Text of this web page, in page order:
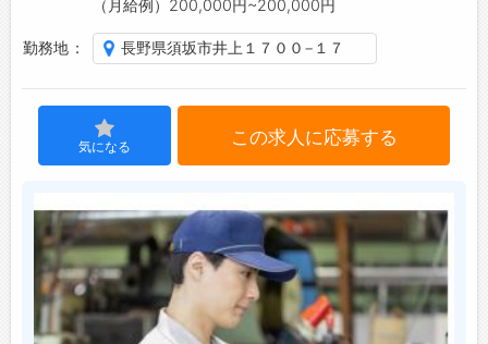
転職ノウハウ(応募書類の書き方・面接対策など)
転職・採用コラム
ジョブズゴーについて
会社概要
よくあるご質問
（月給例）200,000円~200,000円
勤務地 長野県須坂市井上１７００−１７
気になる この求人に応募する